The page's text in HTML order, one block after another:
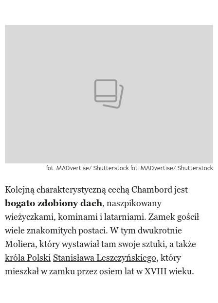
fot. MAD.vertise/ Shutterstock fot. MAD.vertise/ Shutterstock
Kolejną charakterystyczną cechą Chambord jest
bogato zdobiony dach, naszpikowany
wieżyczkami, kominami i latarniami. Zamek gościł
wiele znakomitych postaci. W tym dwukrotnie
Moliera, który wystawiał tam swoje sztuki, a także
króla Polski Stanisława Leszczyńskiego, który
mieszkał w zamku przez osiem lat w XVIII wieku.